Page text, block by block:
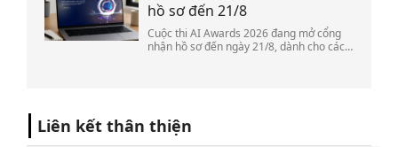
hồ sơ đến 21/8
Cuộc thi AI Awards 2026 đang mở cổng
nhận hồ sơ đến ngày 21/8, dành cho các
Liên kết thân thiện